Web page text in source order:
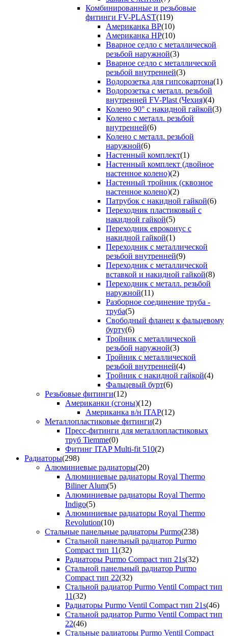
Комбинированные и резьбовые
фитинги FV-PLAST(119)
Американка ВР(10)
Американка НР(10)
Вварное седло с металлической
резьбой наружной(3)
Вварное седло с металлической
резьбой внутренней(3)
Водорозетка для гипсокартона(1)
Водорозетка с металл. резьбой
внутренней FV-Plast (Чехия)(4)
Колено 90° с накидной гайкой(3)
Колено с металл. резьбой
внутренней(6)
Колено с металл. резьбой
наружной(6)
Настенный комплект(1)
Настенный комплект (двойное
настенное колено)(2)
Настенный тройник (сквозное
настенное колено)(2)
Патрубок с накидной гайкой(6)
Переходник пластиковый с
накидной гайкой(5)
Переходник евроконус с
накидной гайкой(1)
Переходник с металлической
резьбой внутренней(9)
Переходник с металлической
вставкой и накидной гайкой(8)
Переходник с металл. резьбой
наружной(11)
Разборное соединение труба -
труба(5)
Свободный фланец к фальцевому
бурту(6)
Тройник с металлической
резьбой наружной(3)
Тройник с металлической
резьбой внутренней(4)
Тройник с накидной гайкой(4)
Фальцевый бурт(6)
Резьбовые фитинги(12)
Американки (сгоны)(12)
Американка в/н ITAP(12)
Металлопластиковые фитинги(2)
Пресс-фитинги для металлопластиковых
труб Tiemme(0)
Фитинг ITAP Multi-fit 510(2)
Радиаторы(298)
Алюминиевые радиаторы(20)
Алюминиевые радиаторы Royal Thermo
Biliner Alum(5)
Алюминиевые радиаторы Royal Thermo
Indigo(5)
Алюминиевые радиаторы Royal Thermo
Revolution(10)
Стальные панельные радиаторы Purmo(238)
Стальной панельный радиатор Purmo
Compact тип 11(32)
Радиаторы Purmo Compact тип 21s(32)
Стальной панельный радиатор Purmo
Compact тип 22(32)
Стальной радиатор Purmo Ventil Compact тип
11(32)
Радиаторы Purmo Ventil Compact тип 21s(46)
Стальной радиатор Purmo Ventil Compact тип
22(46)
Стальные радиаторы Purmo Ventil Compact